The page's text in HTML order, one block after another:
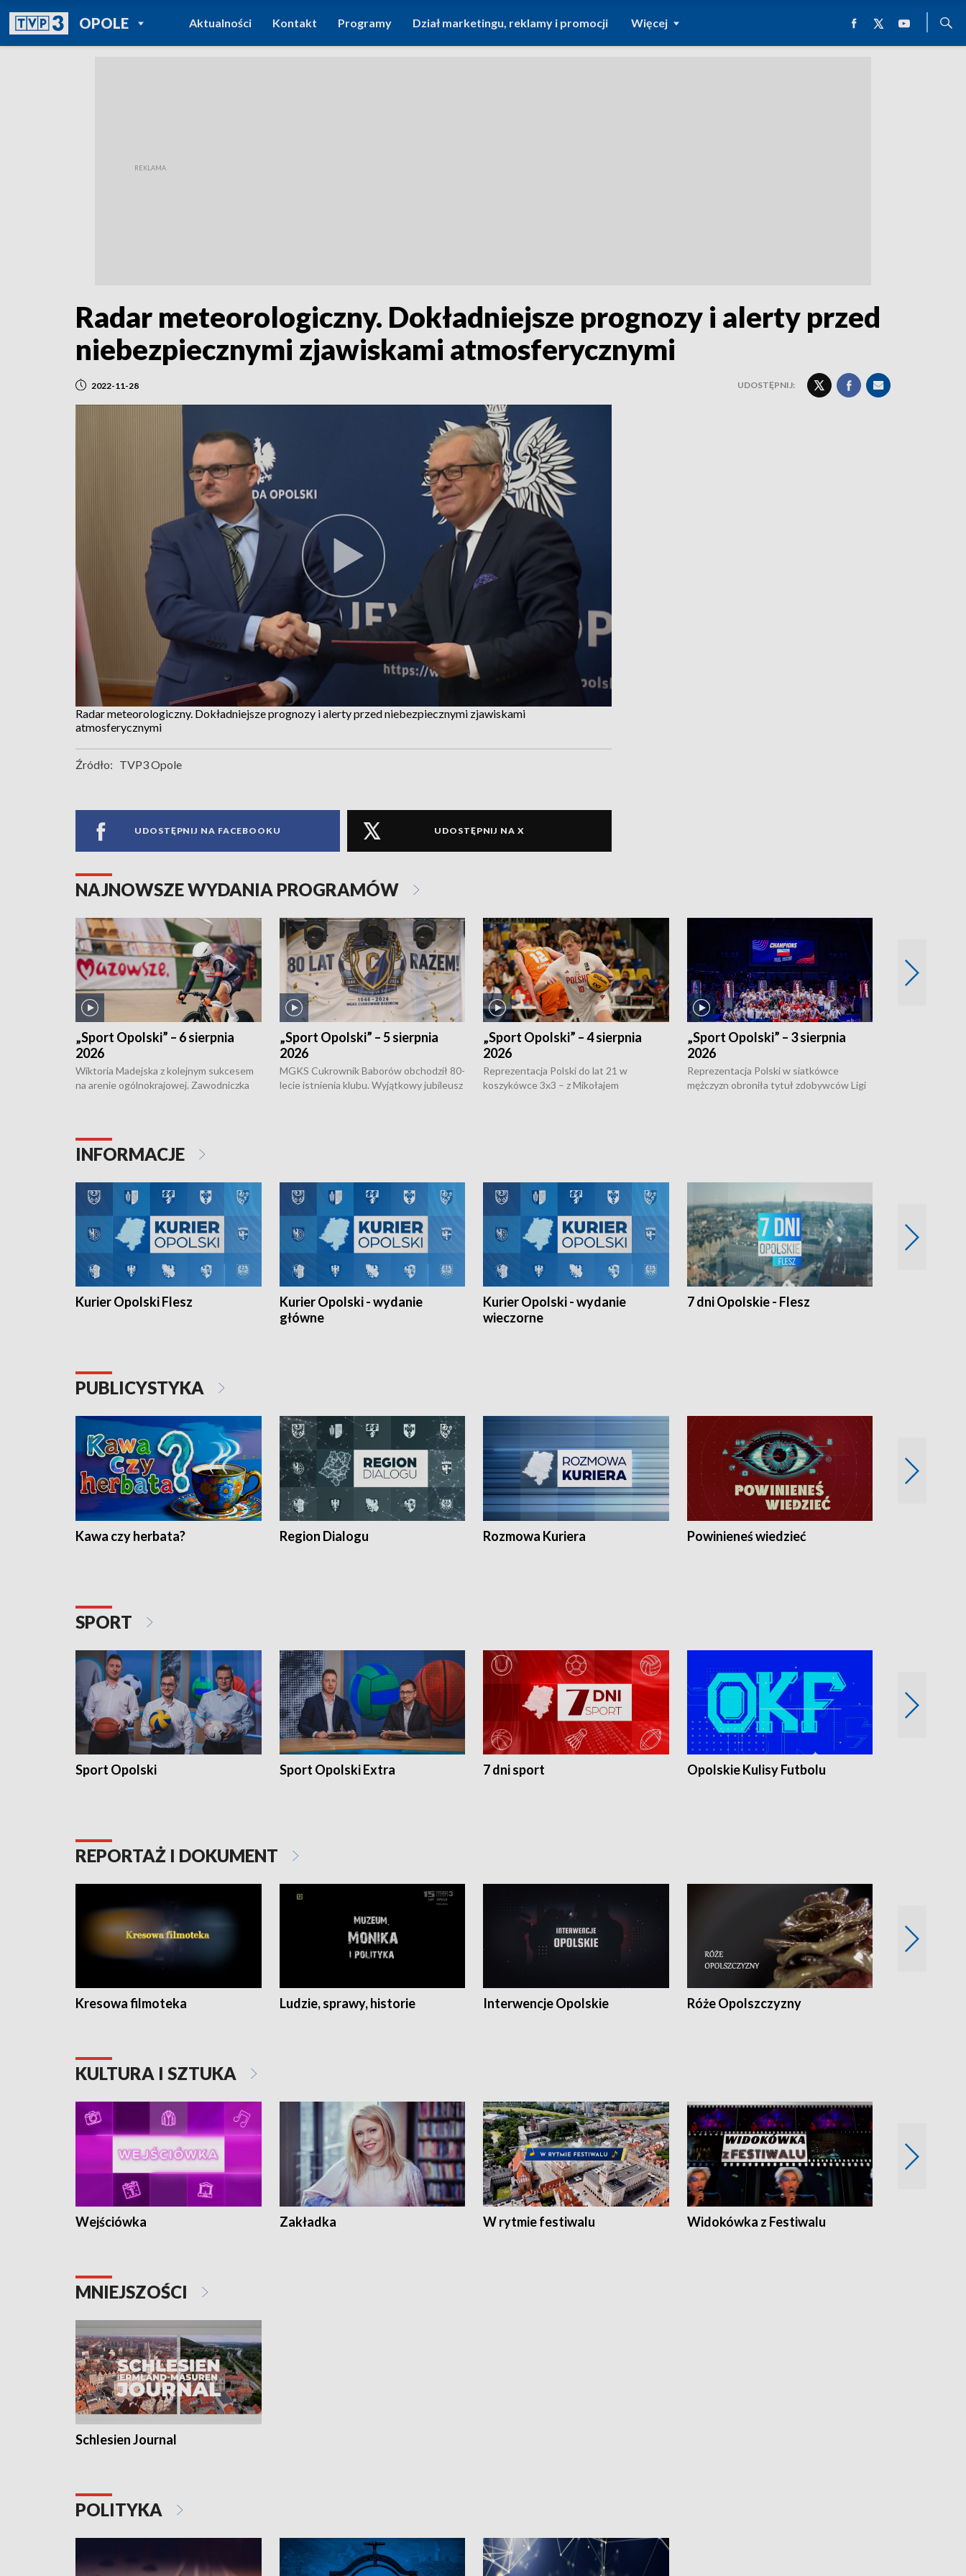
OPOLEPOWRÓT DO
TVP REGIONY
Aktualności Kontakt Programy Dział marketingu, reklamy i promocji Więcej
Radar meteorologiczny. Dokładniejsze prognozy i alerty przed
niebezpiecznymi zjawiskami atmosferycznymi
2022-11-28 UDOSTĘPNIJ:
Radar meteorologiczny. Dokładniejsze prognozy i alerty przed niebezpiecznymi zjawiskami
atmosferycznymi
Źródło: TVP3 Opole
UDOSTĘPNIJ NA FACEBOOKU UDOSTĘPNIJ NA X
NAJNOWSZE WYDANIA PROGRAMÓW
„Sport Opolski” – 6 sierpnia
2026
Wiktoria Madejska z kolejnym sukcesem
na arenie ogólnokrajowej. Zawodniczka
torowym.
„Sport Opolski” – 5 sierpnia
2026
MGKS Cukrownik Baborów obchodził 80-
lecie istnienia klubu. Wyjątkowy jubileusz
„Sport Opolski” – 4 sierpnia
2026
Reprezentacja Polski do lat 21 w
koszykówce 3x3 – z Mikołajem
„Sport Opolski” – 3 sierpnia
2026
Reprezentacja Polski w siatkówce
mężczyzn obroniła tytuł zdobywców Ligi
INFORMACJE
Kurier Opolski Flesz
Kurier Opolski - wydanie
główne
Kurier Opolski - wydanie
wieczorne
7 dni Opolskie - Flesz
PUBLICYSTYKA
Kawa czy herbata? Region Dialogu Rozmowa Kuriera Powinieneś wiedzieć
SPORT
Sport Opolski Sport Opolski Extra 7 dni sport Opolskie Kulisy Futbolu
REPORTAŻ I DOKUMENT
Kresowa filmoteka Ludzie, sprawy, historie Interwencje Opolskie Róże Opolszczyzny
KULTURA I SZTUKA
Wejściówka Zakładka W rytmie festiwalu Widokówka z Festiwalu
MNIEJSZOŚCI
Schlesien Journal
POLITYKA